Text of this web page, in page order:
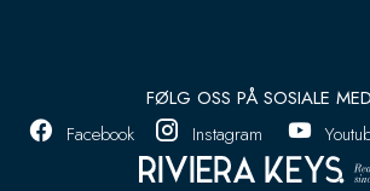
FØLG OSS PÅ SOSIALE
Facebook
Instagram